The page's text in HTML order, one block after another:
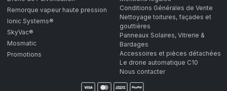
Remorque vapeur haute pression
Ionic Systems®
SkyVac®
Mosmatic
Promotions
Conditions Générales de Vente
Nettoyage toitures, façades et
gouttières
Panneaux Solaires, Vitrerie &
Bardages
Accessoires et pièces détachées
Le drone automatique C10
Nous contacter